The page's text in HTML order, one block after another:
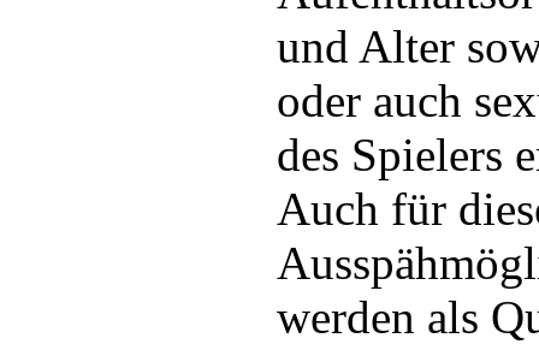
und Alter
oder auch
des Spielers
Auch für
werden als